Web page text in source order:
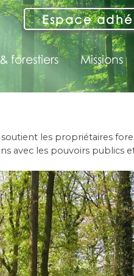
Espace
forestiers Missions
les propriétaires
avec les pouvoirs publics